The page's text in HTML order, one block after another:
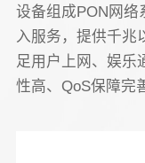
设备组成PON网络
入服务，提供千兆
足用户上网、娱乐
性高、QoS保障完